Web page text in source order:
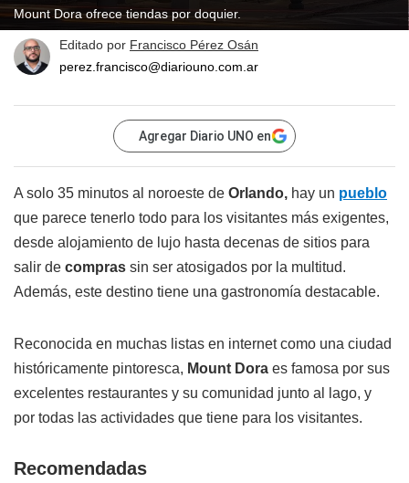
Mount Dora ofrece tiendas por doquier.
Editado por Francisco Pérez Osán
perez.francisco@diariouno.com.ar
Agregar Diario UNO en
A solo 35 minutos al noroeste de Orlando, hay un pueblo
que parece tenerlo todo para los visitantes más exigentes,
desde alojamiento de lujo hasta decenas de sitios para
salir de compras sin ser atosigados por la multitud.
Además, este destino tiene una gastronomía destacable.
Reconocida en muchas listas en internet como una ciudad
históricamente pintoresca, Mount Dora es famosa por sus
excelentes restaurantes y su comunidad junto al lago, y
por todas las actividades que tiene para los visitantes.
Recomendadas